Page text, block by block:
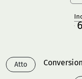
Atto